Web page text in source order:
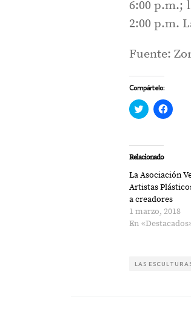
6:00 p.m.;
2:00 p.m.
Fuente:
Compártelo:
Haz
clic
Twitter
(Se
abre
una
ventana
nueva)
Haz
clic
en
una
Relacionado
La Asociación
Artistas
a creadores
1 marzo, 2018
En
LAS